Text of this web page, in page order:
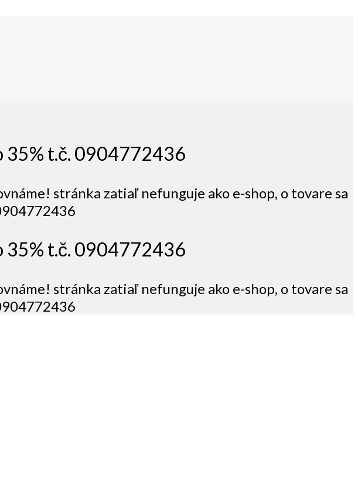
35% t.č. 0904772436
stránka zatiaľ nefunguje ako e-shop, o tovare sa
35% t.č. 0904772436
stránka zatiaľ nefunguje ako e-shop, o tovare sa